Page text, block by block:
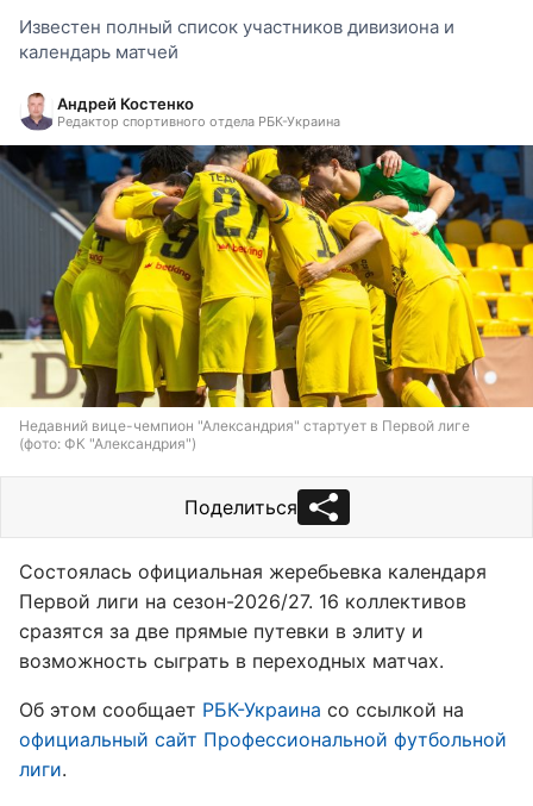
Известен полный список участников дивизиона и
календарь матчей
Андрей Костенко
Редактор спортивного отдела РБК-Украина
Недавний вице-чемпион "Александрия" стартует в Первой лиге
(фото: ФК "Александрия")
Поделиться
Состоялась официальная жеребьевка календаря
Первой лиги на сезон-2026/27. 16 коллективов
сразятся за две прямые путевки в элиту и
возможность сыграть в переходных матчах.
Об этом сообщает РБК-Украина со ссылкой на
официальный сайт Профессиональной футбольной
лиги.